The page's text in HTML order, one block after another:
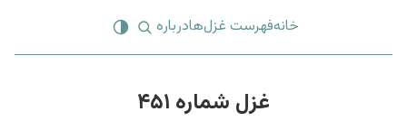
خانهفهرست غزل‌هادرباره
غزل شماره ۴۵۱